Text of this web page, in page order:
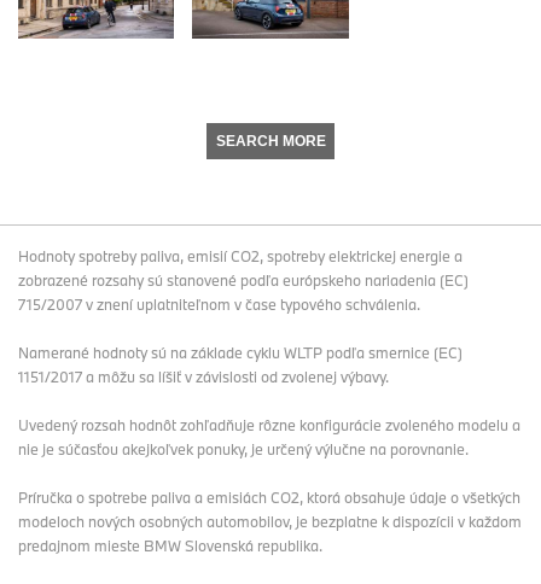
SEARCH MORE
Hodnoty spotreby paliva, emisií CO2, spotreby elektrickej energie a
zobrazené rozsahy sú stanovené podľa európskeho nariadenia (EC)
715/2007 v znení uplatniteľnom v čase typového schválenia.
Namerané hodnoty sú na základe cyklu WLTP podľa smernice (EC)
1151/2017 a môžu sa líšiť v závislosti od zvolenej výbavy.
Uvedený rozsah hodnôt zohľadňuje rôzne konfigurácie zvoleného modelu a
nie je súčasťou akejkoľvek ponuky, je určený výlučne na porovnanie.
Príručka o spotrebe paliva a emisiách CO2, ktorá obsahuje údaje o všetkých
modeloch nových osobných automobilov, je bezplatne k dispozícii v každom
predajnom mieste BMW Slovenská republika.